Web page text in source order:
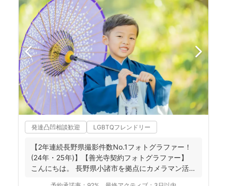
発達凸凹相談歓迎 LGBTQフレンドリー
【2年連続長野県撮影件数No.1フォトグラファー！
(24年・25年)】【善光寺契約フォトグラファー】
こんにちは。 長野県小諸市を拠点にカメラマン活